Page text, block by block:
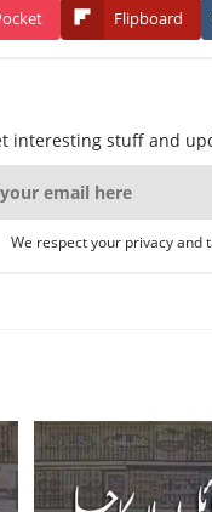
Flipboard
interesting stuff and
We respect your privacy and